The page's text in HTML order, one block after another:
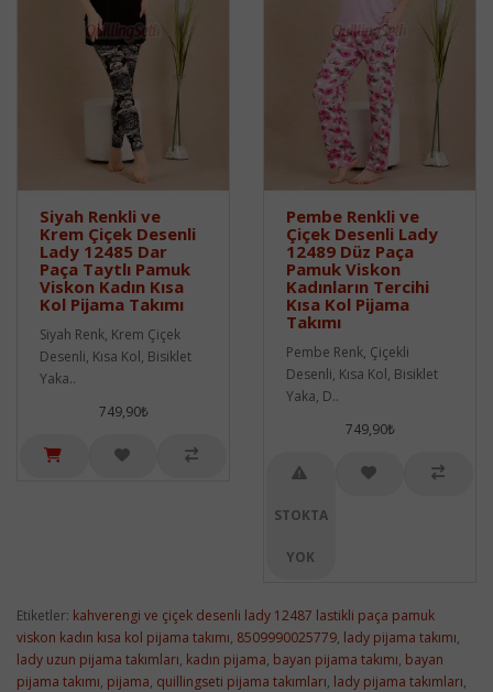
Siyah Renkli ve
Krem Çiçek Desenli
Lady 12485 Dar
Paça Taytlı Pamuk
Viskon Kadın Kısa
Kol Pijama Takımı
Siyah Renk, Krem Çiçek
Desenli, Kısa Kol, Bisiklet
Yaka..
749,90₺
Pembe Renkli ve
Çiçek Desenli Lady
12489 Düz Paça
Pamuk Viskon
Kadınların Tercihi
Kısa Kol Pijama
Takımı
Pembe Renk, Çiçekli
Desenli, Kısa Kol, Bisiklet
Yaka, D..
749,90₺
STOKTA
YOK
Etiketler: kahverengi ve çiçek desenli lady 12487 lastikli paça pamuk
viskon kadın kısa kol pijama takımı, 8509990025779, lady pijama takımı,
lady uzun pijama takımları, kadın pijama, bayan pijama takımı, bayan
pijama takımı, pijama, quillingseti pijama takımları, lady pijama takımları,